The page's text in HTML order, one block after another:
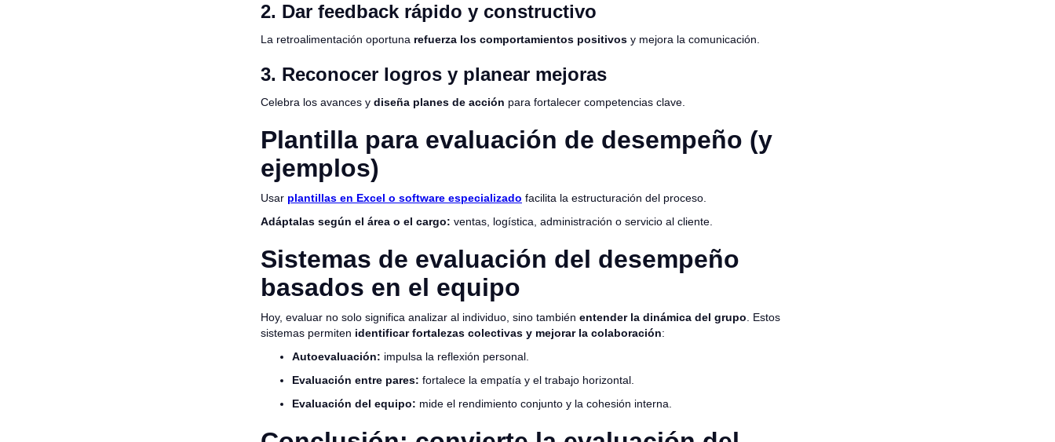
2. Dar feedback rápido y constructivo
La retroalimentación oportuna refuerza los comportamientos positivos y mejora la comunicación.
3. Reconocer logros y planear mejoras
Celebra los avances y diseña planes de acción para fortalecer competencias clave.
Plantilla para evaluación de desempeño (y
ejemplos)
Usar plantillas en Excel o software especializado facilita la estructuración del proceso.
Adáptalas según el área o el cargo: ventas, logística, administración o servicio al cliente.
Sistemas de evaluación del desempeño
basados en el equipo
Hoy, evaluar no solo significa analizar al individuo, sino también entender la dinámica del grupo . Estos
sistemas permiten identificar fortalezas colectivas y mejorar la colaboración:
Autoevaluación: impulsa la reflexión personal.
Evaluación entre pares: fortalece la empatía y el trabajo horizontal.
Evaluación del equipo: mide el rendimiento conjunto y la cohesión interna.